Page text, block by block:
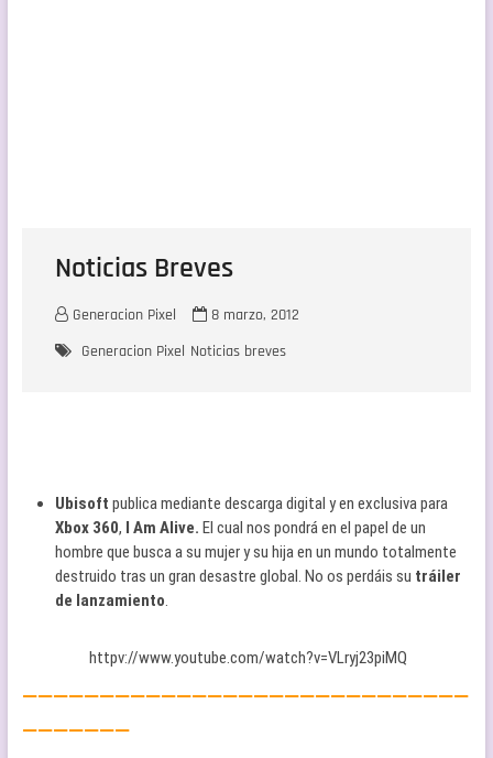
Noticias Breves
Generacion Pixel
8 marzo, 2012
Generacion Pixel Noticias breves
Ubisoft publica mediante descarga digital y en exclusiva para
Xbox 360, I Am Alive. El cual nos pondrá en el papel de un
hombre que busca a su mujer y su hija en un mundo totalmente
destruido tras un gran desastre global. No os perdáis su tráiler
de lanzamiento.
httpv://www.youtube.com/watch?v=VLryj23piMQ
—————————————————————————————
———————